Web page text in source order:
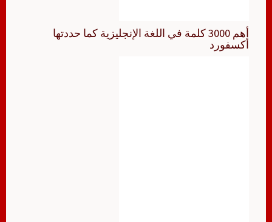
أهم 3000 كلمة في اللغة الإنجليزية كما حددتها
أكسفورد